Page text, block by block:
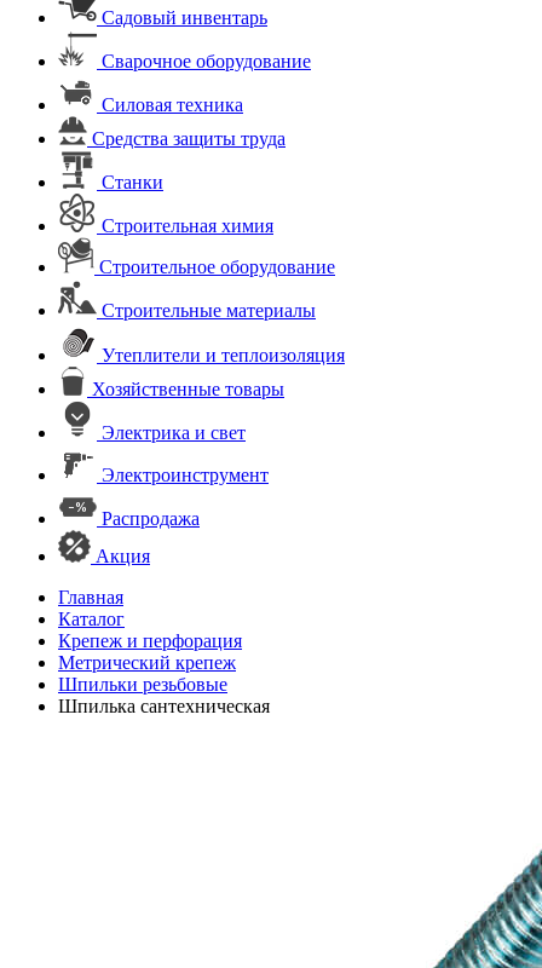
Садовый инвентарь
Сварочное оборудование
Силовая техника
Средства защиты труда
Станки
Строительная химия
Строительное оборудование
Строительные материалы
Утеплители и теплоизоляция
Хозяйственные товары
Электрика и свет
Электроинструмент
Распродажа
Акция
Главная
Каталог
Крепеж и перфорация
Метрический крепеж
Шпильки резьбовые
Шпилька сантехническая